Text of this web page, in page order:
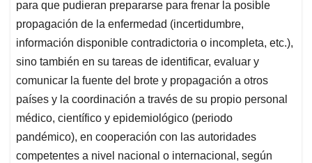
para que pudieran prepararse para frenar la posible
propagación de la enfermedad (incertidumbre,
información disponible contradictoria o incompleta, etc.),
sino también en su tareas de identificar, evaluar y
comunicar la fuente del brote y propagación a otros
países y la coordinación a través de su propio personal
médico, científico y epidemiológico (periodo
pandémico), en cooperación con las autoridades
competentes a nivel nacional o internacional, según